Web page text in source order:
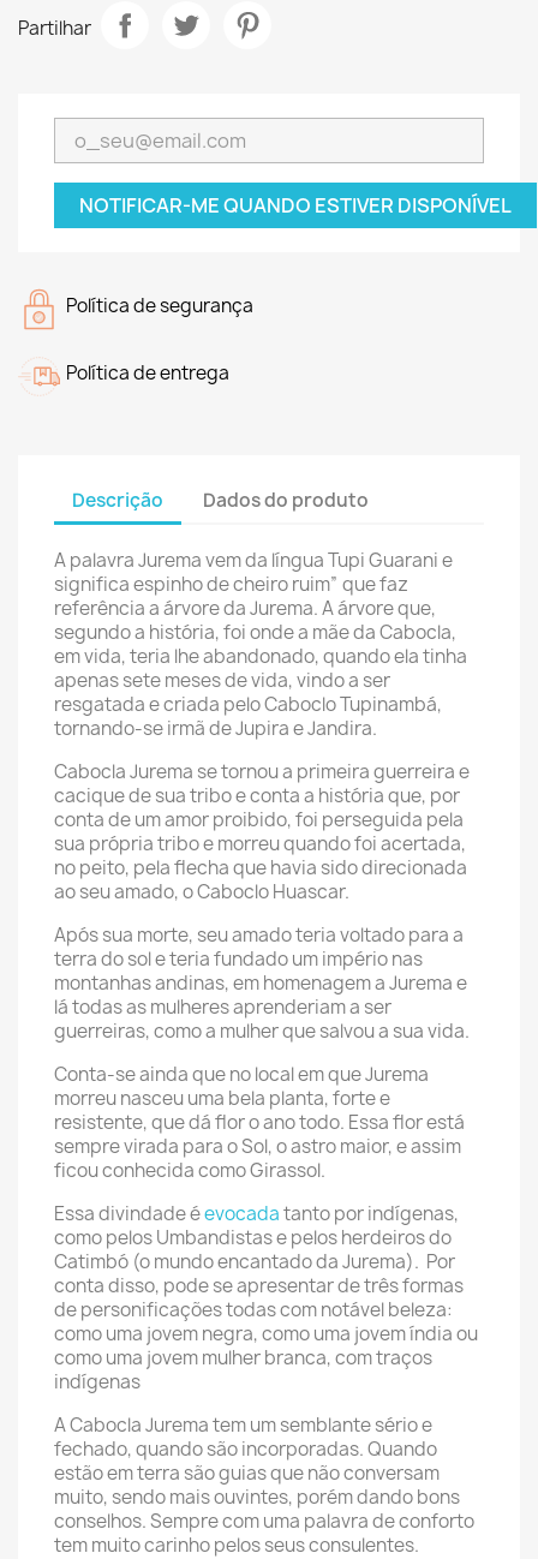
Partilhar
NOTIFICAR-ME QUANDO ESTIVER DISPONÍVEL
Política de segurança
Política de entrega
Descrição Dados do produto
A palavra Jurema vem da língua Tupi Guarani e
significa espinho de cheiro ruim” que faz
referência a árvore da Jurema. A árvore que,
segundo a história, foi onde a mãe da Cabocla,
em vida, teria lhe abandonado, quando ela tinha
apenas sete meses de vida, vindo a ser
resgatada e criada pelo Caboclo Tupinambá,
tornando-se irmã de Jupira e Jandira.
Cabocla Jurema se tornou a primeira guerreira e
cacique de sua tribo e conta a história que, por
conta de um amor proibido, foi perseguida pela
sua própria tribo e morreu quando foi acertada,
no peito, pela flecha que havia sido direcionada
ao seu amado, o Caboclo Huascar.
Após sua morte, seu amado teria voltado para a
terra do sol e teria fundado um império nas
montanhas andinas, em homenagem a Jurema e
lá todas as mulheres aprenderiam a ser
guerreiras, como a mulher que salvou a sua vida.
Conta-se ainda que no local em que Jurema
morreu nasceu uma bela planta, forte e
resistente, que dá flor o ano todo. Essa flor está
sempre virada para o Sol, o astro maior, e assim
ficou conhecida como Girassol.
Essa divindade éevocadatanto por indígenas,
como pelos Umbandistas e pelos herdeiros do
Catimbó (o mundo encantado da Jurema). Por
conta disso, pode se apresentar de três formas
de personificações todas com notável beleza:
como uma jovem negra, como uma jovem índia ou
como uma jovem mulher branca, com traços
indígenas
A Cabocla Jurema tem um semblante sério e
fechado, quando são incorporadas. Quando
estão em terra são guias que não conversam
muito, sendo mais ouvintes, porém dando bons
conselhos. Sempre com uma palavra de conforto
tem muito carinho pelos seus consulentes.